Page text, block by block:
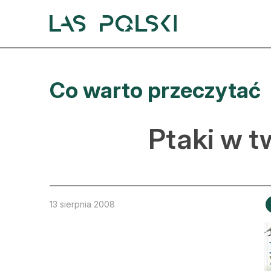
Co warto przeczytać
Ptaki w
13 sierpnia 2008